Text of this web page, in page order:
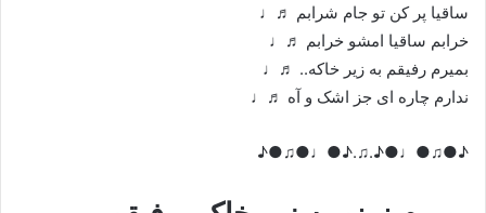
ساقیا پر کن تو جام شرابم ♬♩
خرابم ساقیا امشو خرابم ♬♩
بمیرم رفیقم به زیر خاکه.. ♬♩
ندارم چاره ای جز اشک و آه ♬♩
♪●♫●♩●♪.♫.♪●♩●♫●♪